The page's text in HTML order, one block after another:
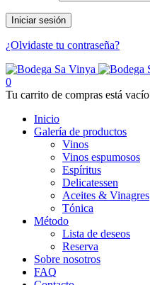
¿Olvidaste tu contraseña?
0
Tu carrito de compras está vacío
Inicio
Galería de productos
Vinos
Vinos espumosos
Espíritus
Delicatessen
Aceites & Vinagres
Tónica
Método
Lista de deseos
Reserva
Sobre nosotros
FAQ